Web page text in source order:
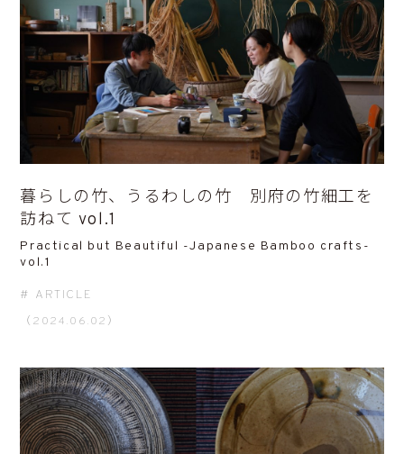
暮らしの竹、うるわしの竹 別府の竹細工を
訪ねて vol.1
Practical but Beautiful -Japanese Bamboo crafts-
vol.1
ARTICLE
（2024.06.02）